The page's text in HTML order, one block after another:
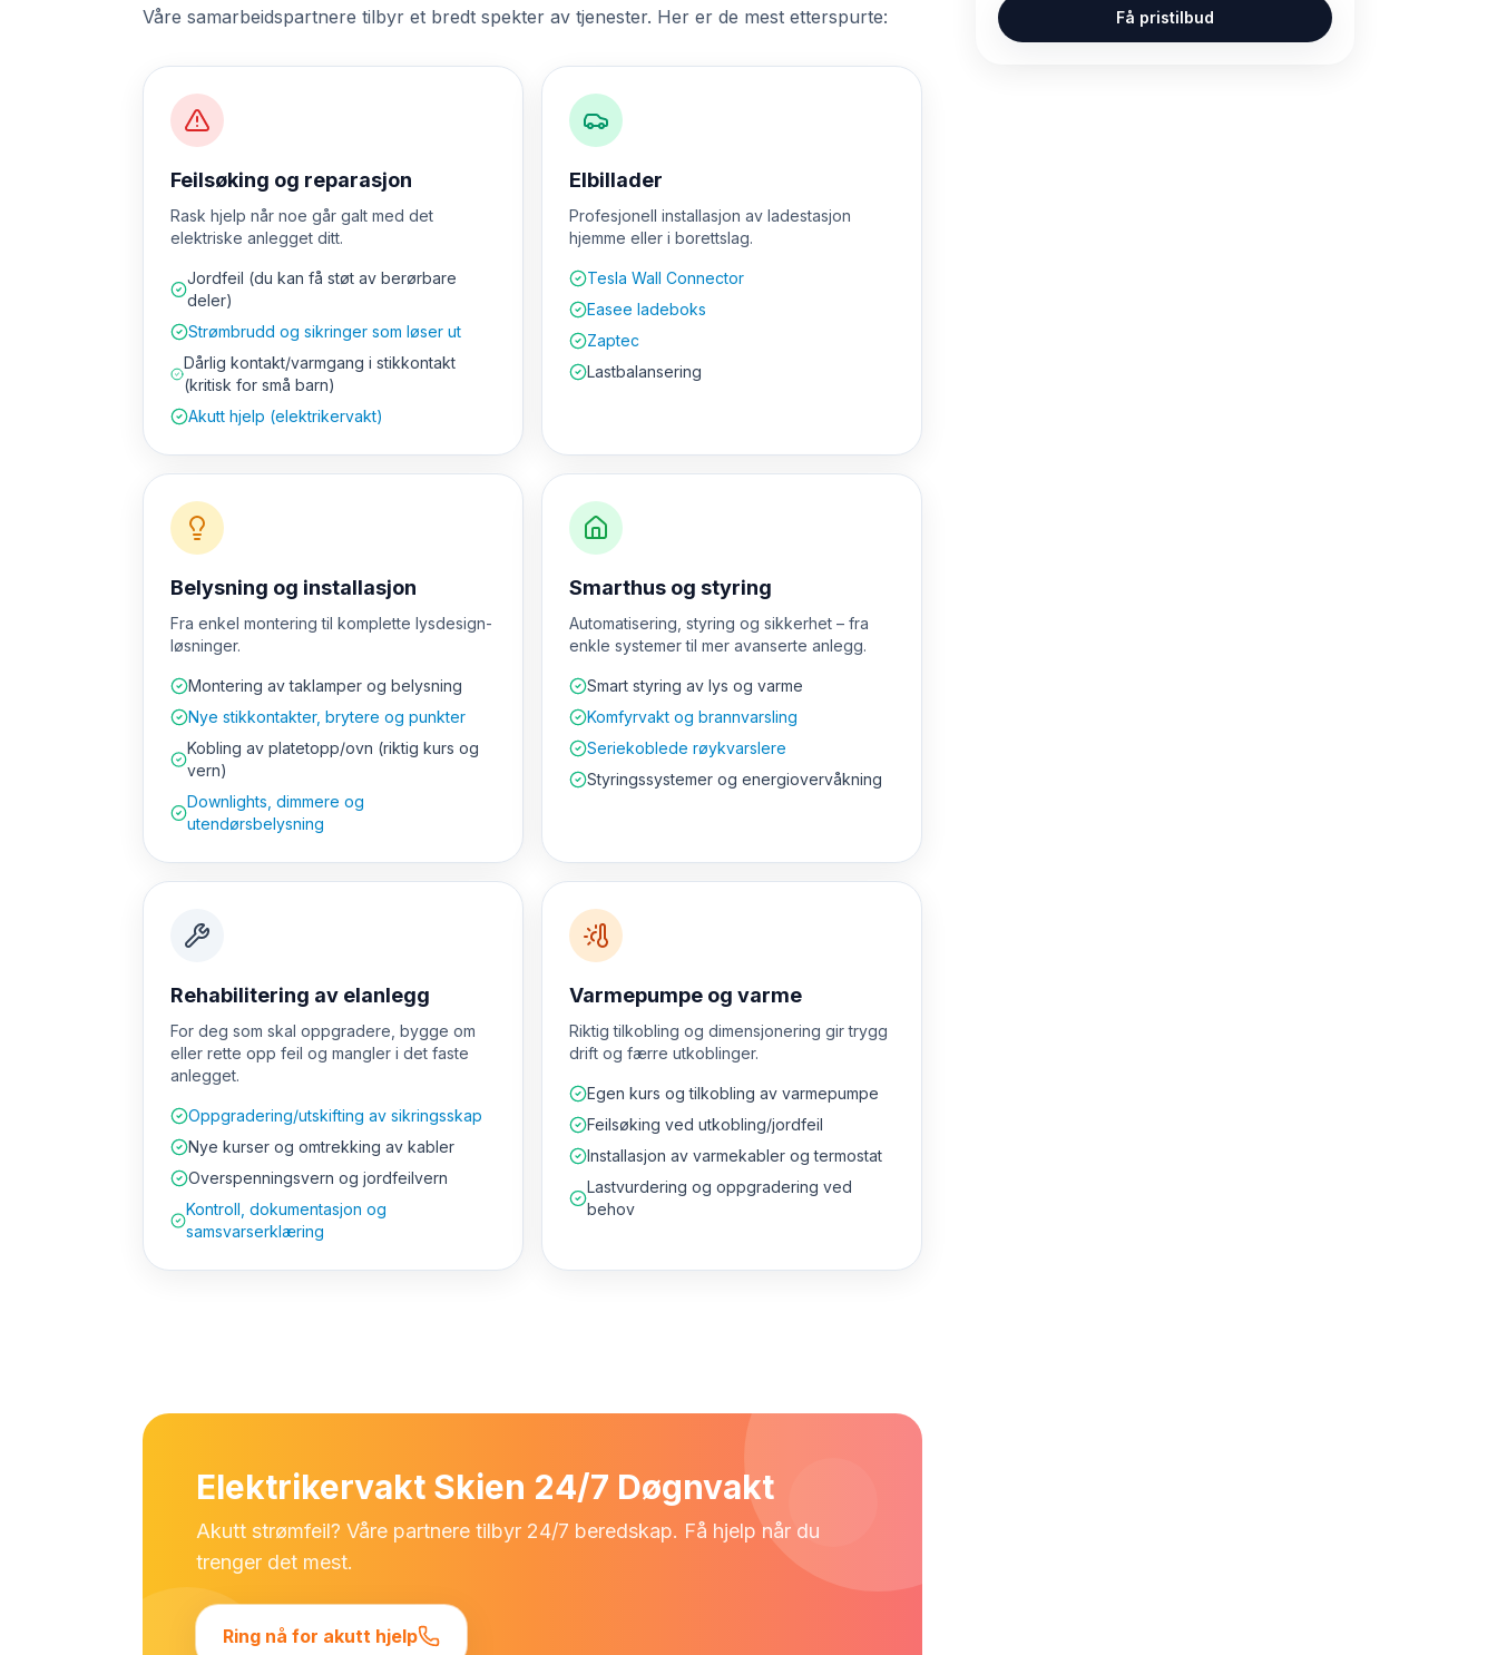
Våre samarbeidspartnere tilbyr et bredt spekter av tjenester. Her er de mest etterspurte:
Feilsøking og reparasjon
Rask hjelp når noe går galt med det
elektriske anlegget ditt.
Jordfeil (du kan få støt av berørbare
deler)
Strømbrudd og sikringer som løser ut
Dårlig kontakt/varmgang i stikkontakt
(kritisk for små barn)
Akutt hjelp (elektrikervakt)
Elbillader
Profesjonell installasjon av ladestasjon
hjemme eller i borettslag.
Tesla Wall Connector
Easee ladeboks
Zaptec
Lastbalansering
Belysning og installasjon
Fra enkel montering til komplette lysdesign-
løsninger.
Montering av taklamper og belysning
Nye stikkontakter, brytere og punkter
Kobling av platetopp/ovn (riktig kurs og
vern)
Downlights, dimmere og
utendørsbelysning
Smarthus og styring
Automatisering, styring og sikkerhet – fra
enkle systemer til mer avanserte anlegg.
Smart styring av lys og varme
Komfyrvakt og brannvarsling
Seriekoblede røykvarslere
Styringssystemer og energiovervåkning
Rehabilitering av elanlegg
For deg som skal oppgradere, bygge om
eller rette opp feil og mangler i det faste
anlegget.
Oppgradering/utskifting av sikringsskap
Nye kurser og omtrekking av kabler
Overspenningsvern og jordfeilvern
Kontroll, dokumentasjon og
samsvarserklæring
Varmepumpe og varme
Riktig tilkobling og dimensjonering gir trygg
drift og færre utkoblinger.
Egen kurs og tilkobling av varmepumpe
Feilsøking ved utkobling/jordfeil
Installasjon av varmekabler og termostat
Lastvurdering og oppgradering ved
behov
Elektrikervakt Skien 24/7 Døgnvakt
Akutt strømfeil? Våre partnere tilbyr 24/7 beredskap. Få hjelp når du
trenger det mest.
Ring nå for akutt hjelp
Få pristilbud